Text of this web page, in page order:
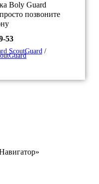
Boly Guard
позвоните
53
ScoutGuard/